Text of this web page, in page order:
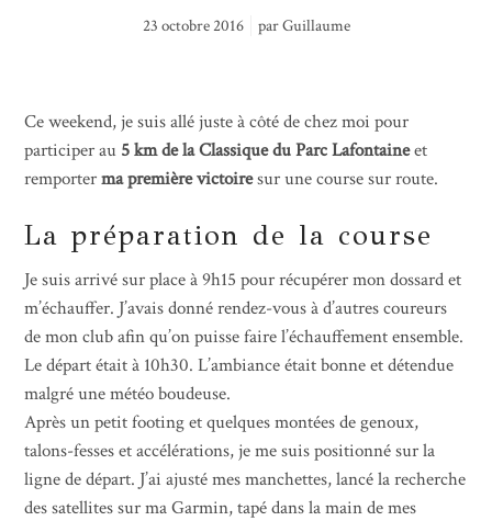
23 octobre 2016 parGuillaume
Ce weekend, je suis allé juste à côté de chez moi pour
participer au 5 km de la Classique du Parc Lafontaineet
remporterma première victoiresur une course sur route.
La préparation de la course
Je suis arrivé sur place à 9h15 pour récupérer mon dossard et
m’échauffer. J’avais donné rendez-vous à d’autres coureurs
de mon club afin qu’on puisse faire l’échauffement ensemble.
Le départ était à 10h30. L’ambiance était bonne et détendue
malgré une météo boudeuse.
Après un petit footing et quelques montées de genoux,
talons-fesses et accélérations, je me suis positionné sur la
ligne de départ. J’ai ajusté mes manchettes, lancé la recherche
des satellites sur ma Garmin, tapé dans la main de mes